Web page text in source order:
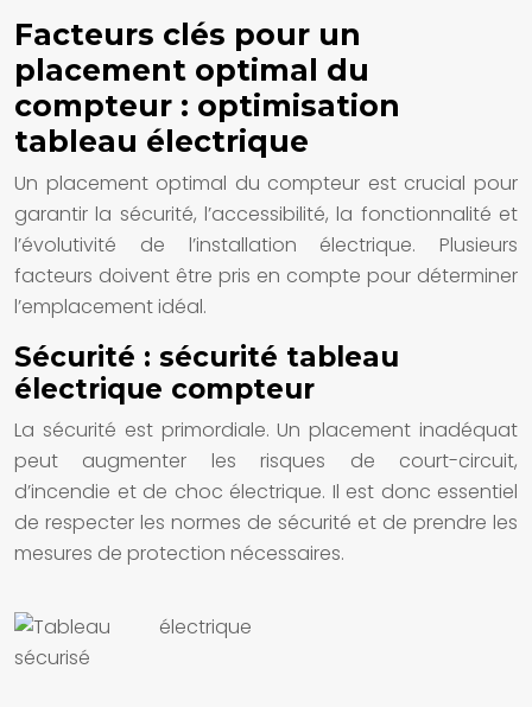
Facteurs clés pour un
placement optimal du
compteur : optimisation
tableau électrique
Un placement optimal du compteur est crucial pour
garantir la sécurité, l’accessibilité, la fonctionnalité et
l’évolutivité de l’installation électrique. Plusieurs
facteurs doivent être pris en compte pour déterminer
l’emplacement idéal.
Sécurité : sécurité tableau
électrique compteur
La sécurité est primordiale. Un placement inadéquat
peut augmenter les risques de court-circuit,
d’incendie et de choc électrique. Il est donc essentiel
de respecter les normes de sécurité et de prendre les
mesures de protection nécessaires.